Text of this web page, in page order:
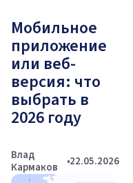
Мобильное
приложение
или веб-
версия: что
выбрать в
2026 году
Влад
Кармаков
22.05.2026